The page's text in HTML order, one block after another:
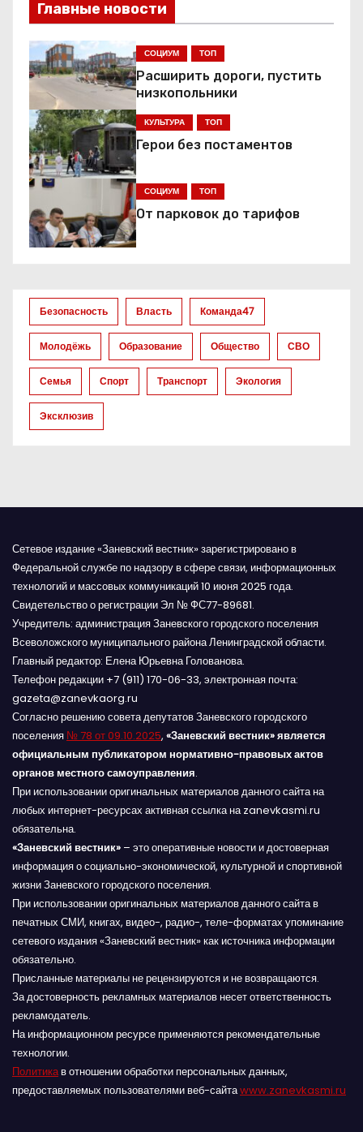
и
г
а
ц
и
я
п
з
а
п
и
с
м
Главные новости
СОЦИУМ ТОП
Расширить дороги, пустить
низкопольники
КУЛЬТУРА ТОП
Герои без постаментов
СОЦИУМ ТОП
От парковок до тарифов
Безопасность Власть Команда47
Молодёжь Образование Общество СВО
Семья Спорт Транспорт Экология
Эксклюзив
Сетевое издание «Заневский вестник» зарегистрировано в
Федеральной службе по надзору в сфере связи, информационных
технологий и массовых коммуникаций 10 июня 2025 года.
Свидетельство о регистрации Эл № ФС77-89681.
Учредитель: администрация Заневского городского поселения
Всеволожского муниципального района Ленинградской области.
Главный редактор: Елена Юрьевна Голованова.
Телефон редакции +7 (911) 170-06-33, электронная почта:
gazeta@zanevkaorg.ru
Согласно решению совета депутатов Заневского городского
поселения № 78 от 09.10.2025, «Заневский вестник» является
официальным публикатором нормативно-правовых актов
органов местного самоуправления.
При использовании оригинальных материалов данного сайта на
любых интернет-ресурсах активная ссылка на zanevkasmi.ru
обязательна.
«Заневский вестник» – это оперативные новости и достоверная
информация о социально-экономической, культурной и спортивной
жизни Заневского городского поселения.
При использовании оригинальных материалов данного сайта в
печатных СМИ, книгах, видео-, радио-, теле-форматах упоминание
сетевого издания «Заневский вестник» как источника информации
обязательно.
Присланные материалы не рецензируются и не возвращаются.
За достоверность рекламных материалов несет ответственность
рекламодатель.
На информационном ресурсе применяются рекомендательные
технологии.
Политикав отношении обработки персональных данных,
предоставляемых пользователями веб-сайтаwww.zanevkasmi.ru